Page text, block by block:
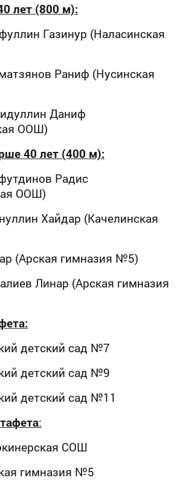
лет (800 м):
Газинур (Наласинская
Раниф (Нусинская
Даниф
ООШ)
40 лет (400 м):
Радис
ООШ)
Хайдар (Качелинская
(Арская гимназия №5)
Линар (Арская гимназия
детский сад №7
детский сад №9
детский сад №11
:
СОШ
гимназия №5